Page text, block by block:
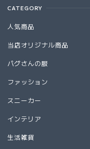
CATEGORY
人気商品
当店オリジナル商品
パグさんの服
ファッション
スニーカー
インテリア
生活雑貨